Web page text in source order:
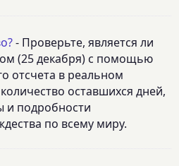
- Проверьте, является ли
(25 декабря) с помощью
отсчета в реальном
оставшихся дней,
и подробности
по всему миру.